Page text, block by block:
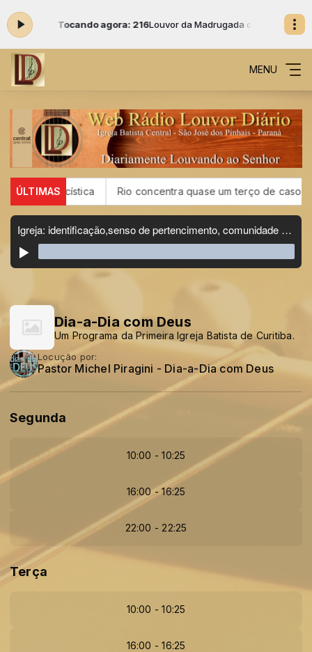
02:00 - Tocando agora: 216Louvor da Madrugada das 01:00 às
MENU
ÚLTIMAS
fibrose cística Rio concentra quase um terço de casos de
Dia-a-Dia com Deus
Um Programa da Primeira Igreja Batista de Curitiba.
Locução por:
Pastor Michel Piragini - Dia-a-Dia com Deus
Segunda
10:00 - 10:25
16:00 - 16:25
22:00 - 22:25
Terça
10:00 - 10:25
16:00 - 16:25